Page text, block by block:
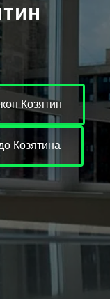
Козятин
Козятина